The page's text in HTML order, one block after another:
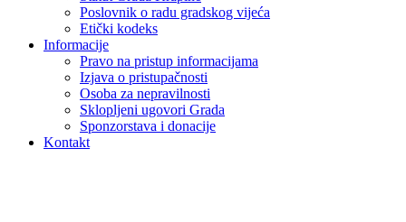
Poslovnik o radu gradskog vijeća
Etički kodeks
Informacije
Pravo na pristup informacijama
Izjava o pristupačnosti
Osoba za nepravilnosti
Sklopljeni ugovori Grada
Sponzorstava i donacije
Kontakt